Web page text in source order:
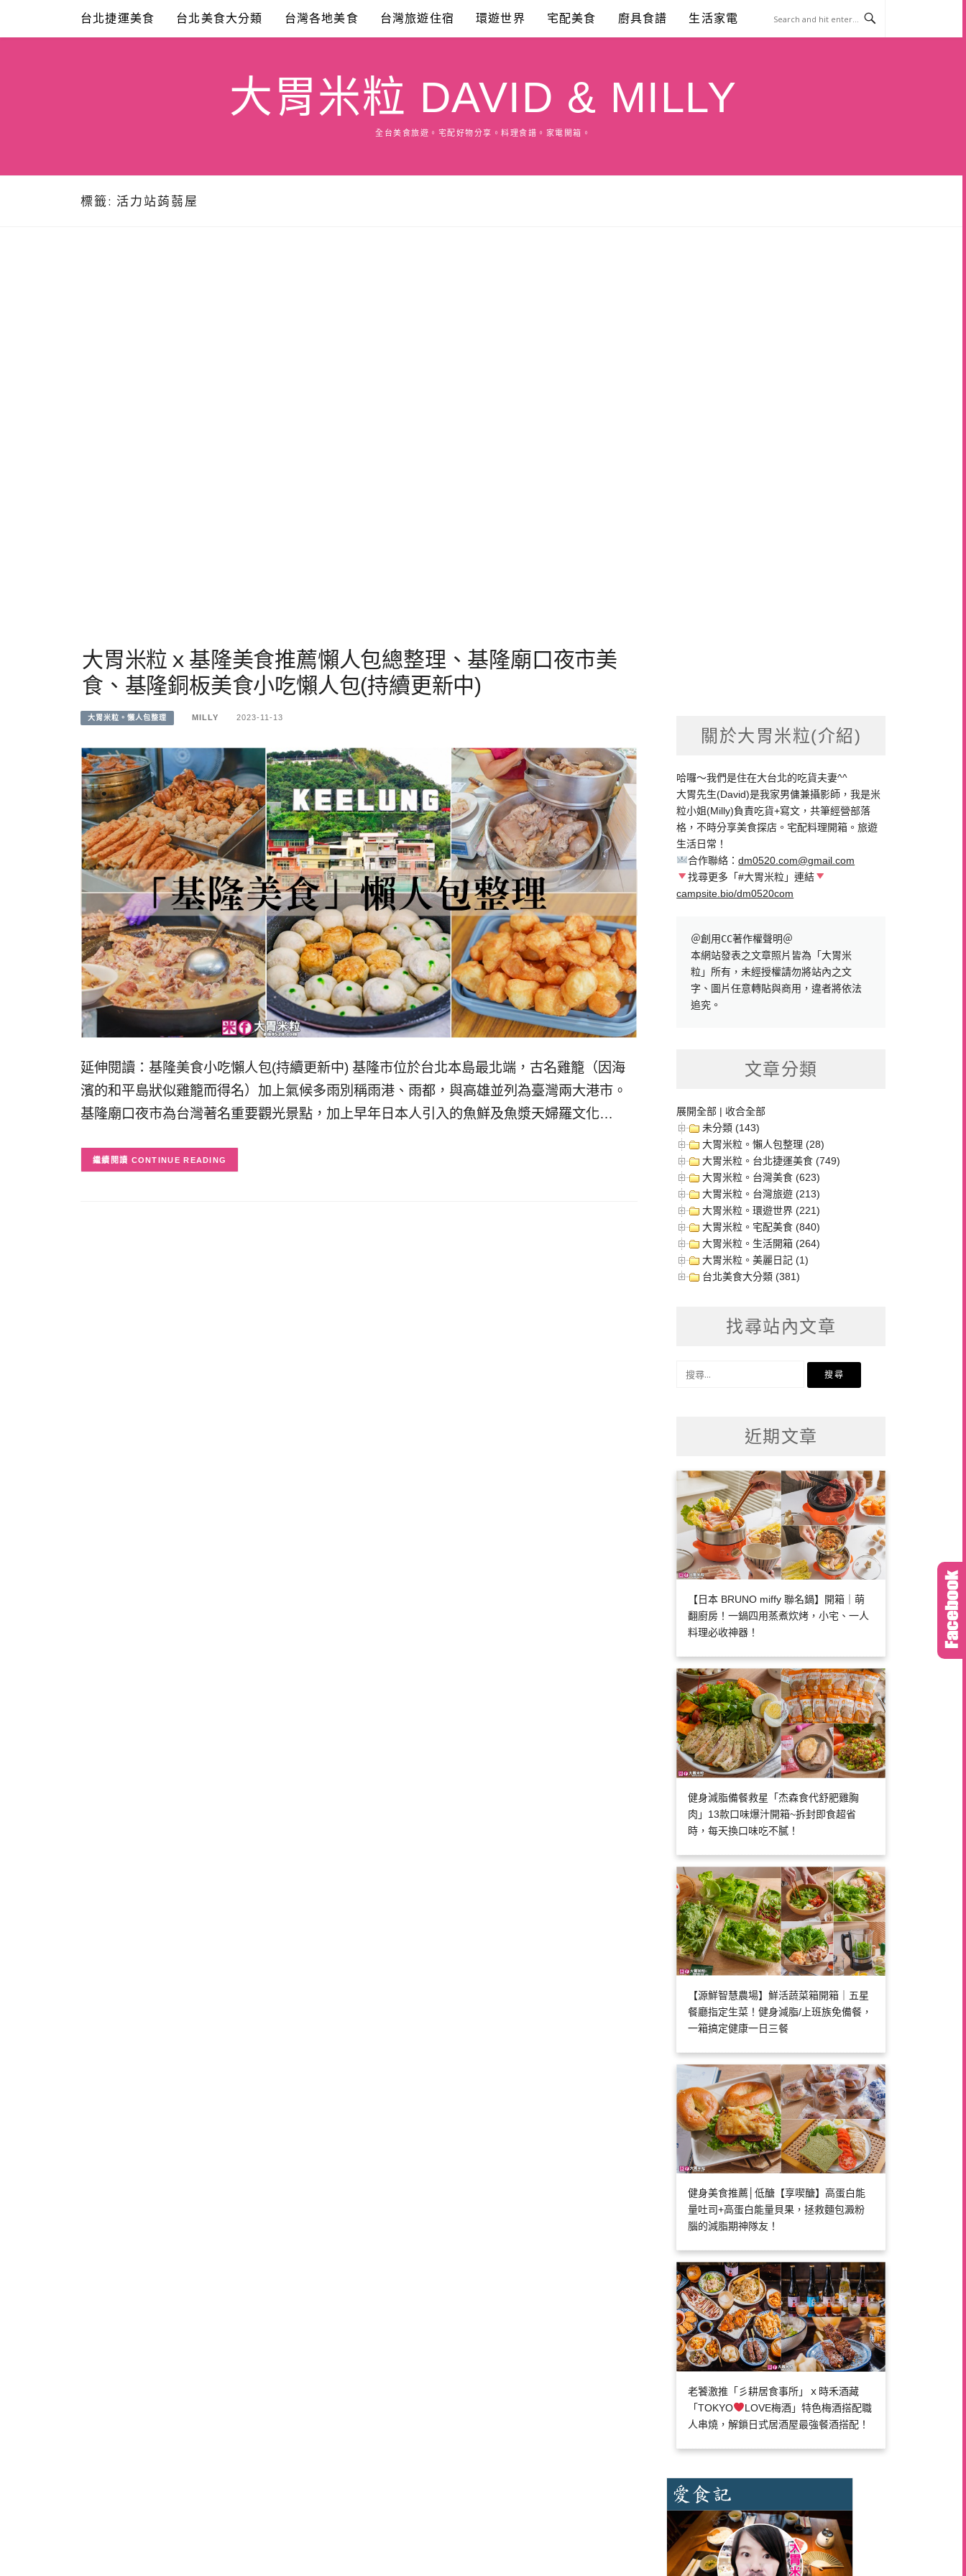
content
台北捷運美食 台北美食大分類 台灣各地美食 台灣旅遊住宿 環遊世界 宅配美食 廚具食譜 生活家電
大胃米粒 DAVID & MILLY
全台美食旅遊。宅配好物分享。料理食譜。家電開箱。
標籤: 活力站蒟蒻屋
大胃米粒ｘ基隆美食推薦懶人包總整理、基隆廟口夜市美
食、基隆銅板美食小吃懶人包(持續更新中)
大胃米粒。懶人包整理 MILLY 2023-11-13
延伸閱讀：基隆美食小吃懶人包(持續更新中) 基隆市位於台北本島最北端，古名雞籠（因海
濱的和平島狀似雞籠而得名）加上氣候多雨別稱雨港、雨都，與高雄並列為臺灣兩大港市。
基隆廟口夜市為台灣著名重要觀光景點，加上早年日本人引入的魚鮮及魚漿天婦羅文化…
CONTINUE READING
關於大胃米粒(介紹)
哈囉～我們是住在大台北的吃貨夫妻^^
大胃先生(David)是我家男傭兼攝影師，我是米
粒小姐(Milly)負責吃貨+寫文，共筆經營部落
格，不時分享美食探店。宅配料理開箱。旅遊
生活日常！
合作聯絡：dm0520.com@gmail.com
找尋更多「#大胃米粒」連結
campsite.bio/dm0520com
＠創用CC著作權聲明＠
本網站發表之文章照片皆為「大胃米
粒」所有，未經授權請勿將站內之文
字、圖片任意轉貼與商用，違者將依法
追究。
文章分類
展開全部 | 收合全部
未分類 (143)
大胃米粒。懶人包整理 (28)
大胃米粒。台北捷運美食 (749)
大胃米粒。台灣美食 (623)
大胃米粒。台灣旅遊 (213)
大胃米粒。環遊世界 (221)
大胃米粒。宅配美食 (840)
大胃米粒。生活開箱 (264)
大胃米粒。美麗日記 (1)
台北美食大分類 (381)
找尋站內文章
近期文章
【日本 BRUNO miffy 聯名鍋】開箱｜萌
翻廚房！一鍋四用蒸煮炊烤，小宅、一人
料理必收神器！
健身減脂備餐救星「杰森食代舒肥雞胸
肉」13款口味爆汁開箱~拆封即食超省
時，每天換口味吃不膩！
【源鮮智慧農場】鮮活蔬菜箱開箱｜五星
餐廳指定生菜！健身減脂/上班族免備餐，
一箱搞定健康一日三餐
健身美食推薦│低醣【享喫醣】高蛋白能
量吐司+高蛋白能量貝果，拯救麵包澱粉
腦的減脂期神隊友！
老饕激推「彡耕居食事所」ｘ時禾酒藏
「TOKYO
LOVE梅酒」特色梅酒搭配職
人串燒，解鎖日式居酒屋最強餐酒搭配！